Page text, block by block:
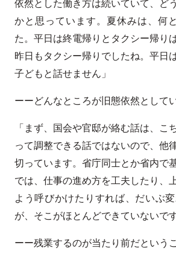
依然とした働き方は続いていて、ど
かと思っています。夏休みは、何
た。平日は終電帰りとタクシー帰り
昨日もタクシー帰りでしたね。平日
子どもと話せません」
ーーどんなところが旧態依然として
「まず、国会や官邸が絡む話は、こ
って調整できる話ではないので、他
切っています。省庁同士とか省内で
では、仕事の進め方を工夫したり、
よう呼びかけたりすれば、だいぶ
が、そこがほとんどできていないで
ーー残業するのが当たり前だという